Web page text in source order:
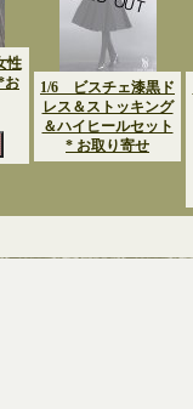
性
お
1/6 ビスチェ漆黒ド
レス＆ストッキング
＆ハイヒールセット
* お取り寄せ